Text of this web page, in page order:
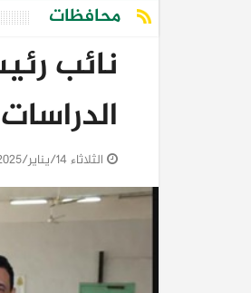
محافظات
نائب
الثلاثاء 14/يناير/2025 - 12:40 م